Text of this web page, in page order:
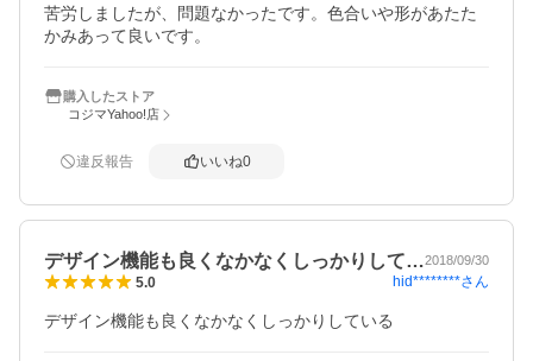
苦労しましたが、問題なかったです。色合いや形があたた
かみあって良いです。
購入したストア
コジマYahoo!店
違反報告 いいね0
デザイン機能も良くなかなくしっかりして…2018/09/30
5.0 hid********さん
デザイン機能も良くなかなくしっかりしている